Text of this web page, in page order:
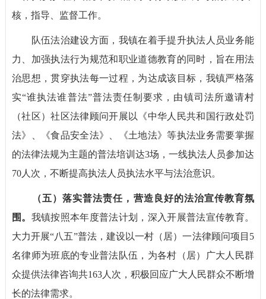
核，指导、监督工作。
队伍法治建设方面，我镇在着手提升执法人员业务能
力、加强执法行为规范和职业道德教育的同时，旨在用法
治思想，贯穿执法每一过程，为达成该目标，我镇严格落
实“谁执法谁普法”普法责任制要求，由镇司法所邀请村
（社区）社区法律顾问开展以《中华人民共和国行政处罚
法》、《食品安全法》、《土地法》等执法业务需要掌握
的法律法规为主题的普法培训达3场，一线执法人员参加达
70人次，不断提高执法人员执法水平与法治意识。
（五）落实普法责任，营造良好的法治宣传教育氛
围。 我镇按照本年度普法计划，深入开展普法宣传教育。
大力开展“八五”普法，建设以一村（居）一法律顾问项目5
名律师为班底的专业普法队伍，为各村（居）广大人民群
众提供法律咨询共163人次，积极回应广大人民群众不断增
长的法律需求。